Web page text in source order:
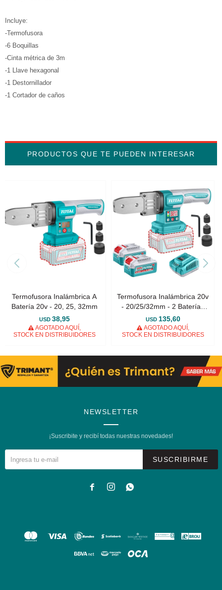
Incluye:
-Termofusora
-6 Boquillas
-Cinta métrica de 3m
-1 Llave hexagonal
-1 Destornillador
-1 Cortador de caños
PRODUCTOS QUE TE PUEDEN INTERESAR
Termofusora Inalámbrica A
Batería 20v - 20, 25, 32mm
USD 38,95
AGOTADO AQUÍ,
STOCK EN DISTRIBUIDORES
Termofusora Inalámbrica 20v
- 20/25/32mm - 2 Baterías
4.0Ah
USD 135,60
AGOTADO AQUÍ,
STOCK EN DISTRIBUIDORES
NEWSLETTER
¡Suscribite y recibí todas nuestras novedades!
SUSCRIBIRME
  